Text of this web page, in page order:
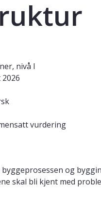
nivå I
vurdering
og
skal bli kjent med